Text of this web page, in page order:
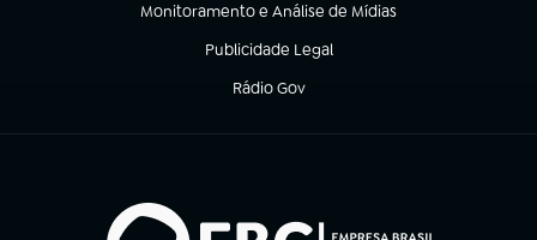
Monitoramento e Análise de Mídias
(abre em nova aba)
Publicidade Legal
(abre em nova aba)
Rádio Gov
(abre em nova aba)